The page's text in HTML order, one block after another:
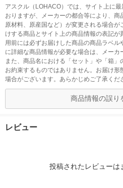
アスクル（LOHACO）では、サイト上に
おりますが、メーカーの都合等により、商
原材料、原産国など）が変更される場合
けする商品とサイト上の商品情報の表記
用前には必ずお届けした商品の商品ラベル
に詳細な商品情報が必要な場合は、メーカ
また、商品名における「セット」や「箱
お約束するものではありません。お届け
場合がございます。あらかじめご了承くだ
商品情報の誤り
レビュー
投稿されたレビューは